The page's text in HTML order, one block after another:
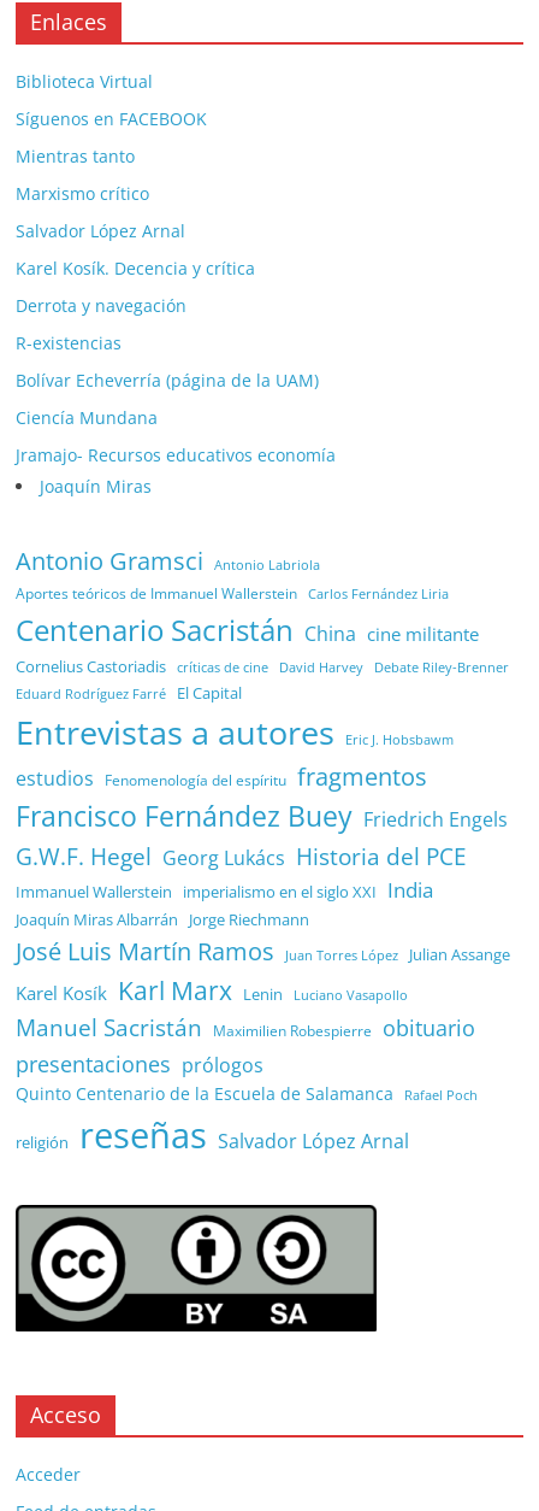
Enlaces
Biblioteca Virtual
Síguenos en FACEBOOK
Mientras tanto
Marxismo crítico
Salvador López Arnal
Karel Kosík. Decencia y crítica
Derrota y navegación
R-existencias
Bolívar Echeverría (página de la UAM)
Ciencía Mundana
Jramajo- Recursos educativos economía
Joaquín Miras
Antonio Gramsci Antonio Labriola
Aportes teóricos de Immanuel Wallerstein Carlos Fernández Liria
Centenario Sacristán China cine militante
Cornelius Castoriadis críticas de cine David Harvey Debate Riley-Brenner
Eduard Rodríguez Farré El Capital
Entrevistas a autores Eric J. Hobsbawm
estudios Fenomenología del espíritu fragmentos
Francisco Fernández Buey Friedrich Engels
G.W.F. Hegel Georg Lukács Historia del PCE
Immanuel Wallerstein imperialismo en el siglo XXI India
Joaquín Miras Albarrán Jorge Riechmann
José Luis Martín Ramos Juan Torres López Julian Assange
Karel Kosík Karl Marx Lenin Luciano Vasapollo
Manuel Sacristán Maximilien Robespierre
obituario
presentaciones prólogos
Quinto Centenario de la Escuela de Salamanca Rafael Poch
religión reseñas Salvador López Arnal
Acceso
Acceder